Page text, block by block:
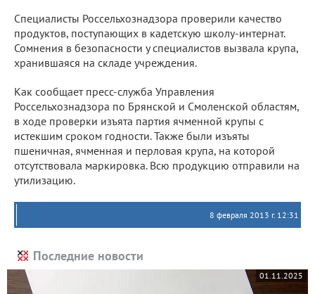
Специалисты Россельхознадзора проверили качество
продуктов, поступающих в кадетскую школу-интернат.
Сомнения в безопасности у специалистов вызвала крупа,
хранившаяся на складе учреждения.
Как сообщает пресс-служба Управления
Россельхознадзора по Брянской и Смоленской областям,
в ходе проверки изъята партия ячменной крупы с
истекшим сроком годности. Также были изъяты
пшеничная, ячменная и перловая крупа, на которой
отсутствовала маркировка. Всю продукцию отправили на
утилизацию.
8 февраля 2013 г. 12:31
Последние новости
01.11.2025